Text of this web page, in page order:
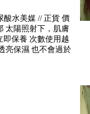
酸水美媒 // 正貨 價
太陽照射下，肌膚
即保養 次數使用越
亮保濕 也不會過於